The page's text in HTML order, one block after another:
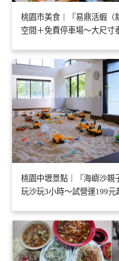
桃園市美食｜『易鼎活蝦（
空間＋免費停車場～大尺寸
桃園中壢景點｜『海嶼沙親
玩沙玩3小時～試營運199元